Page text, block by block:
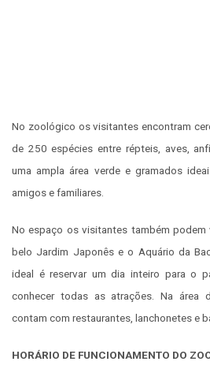
No zoológico os visitantes encontram
de 250 espécies entre répteis, aves,
uma ampla área verde e gramados
amigos e familiares.
No espaço os visitantes também
belo Jardim Japonês e o Aquário da
ideal é reservar um dia inteiro para o
conhecer todas as atrações. Na área
contam com restaurantes, lanchonetes e
HORÁRIO DE FUNCIONAMENTO DO